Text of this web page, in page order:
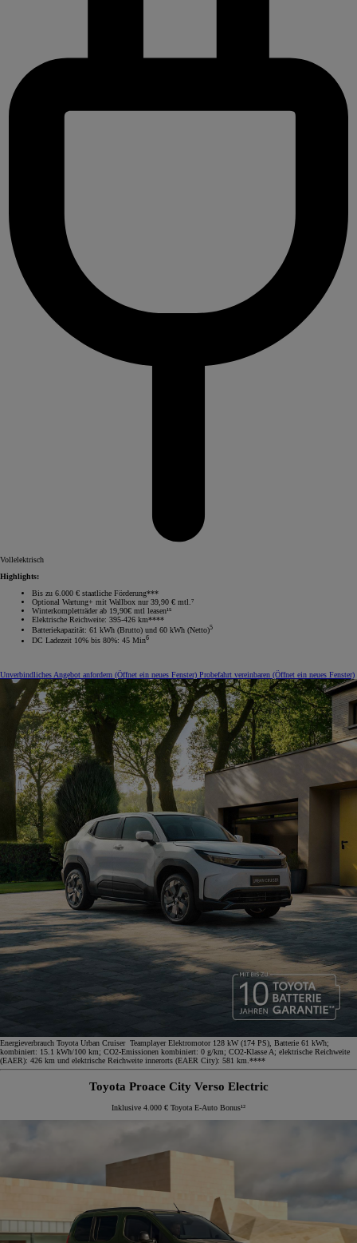
Vollelektrisch
Highlights:
Bis zu 6.000 € staatliche Förderung***
Optional Wartung+ mit Wallbox nur 39,90 € mtl.⁷
Winterkompletträder ab 19,90€ mtl leasen¹⁵
Elektrische Reichweite: 395-426 km****
Batteriekapazität: 61 kWh (Brutto) und 60 kWh (Netto)5
DC Ladezeit 10% bis 80%: 45 Min6
Unverbindliches Angebot anfordern (Öffnet ein neues Fenster) Probefahrt vereinbaren (Öffnet ein neues Fenster)
Energieverbrauch Toyota Urban Cruiser Teamplayer Elektromotor 128 kW (174 PS), Batterie 61 kWh;
kombiniert: 15.1 kWh/100 km; CO2-Emissionen kombiniert: 0 g/km; CO2-Klasse A; elektrische Reichweite
(EAER): 426 km und elektrische Reichweite innerorts (EAER City): 581 km.****
Toyota Proace City Verso Electric
Inklusive 4.000 € Toyota E-Auto Bonus¹²